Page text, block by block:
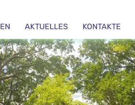
AKTUELLES KONTAKTE